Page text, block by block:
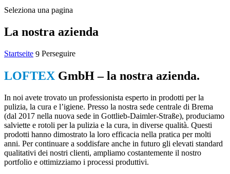
Seleziona una pagina
La nostra azienda
Startseite 9 Perseguire
LOFTEX GmbH – la nostra azienda.
In noi avete trovato un professionista esperto in prodotti per la
pulizia, la cura e l’igiene. Presso la nostra sede centrale di Brema
(dal 2017 nella nuova sede in Gottlieb-Daimler-Straße), produciamo
salviette e rotoli per la pulizia e la cura, in diverse qualità. Questi
prodotti hanno dimostrato la loro efficacia nella pratica per molti
anni. Per continuare a soddisfare anche in futuro gli elevati standard
qualitativi dei nostri clienti, ampliamo costantemente il nostro
portfolio e ottimizziamo i processi produttivi.